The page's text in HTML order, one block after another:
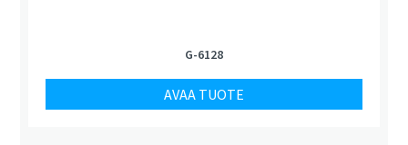
G-6128
AVAA TUOTE